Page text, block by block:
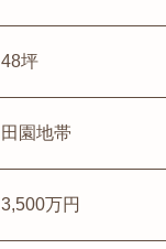
48坪
田園地帯
3,500万円